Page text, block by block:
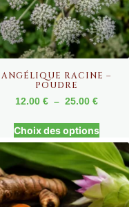
ANGÉLIQUE RACINE –
POUDRE
12.00 € – 25.00 €
Choix des options